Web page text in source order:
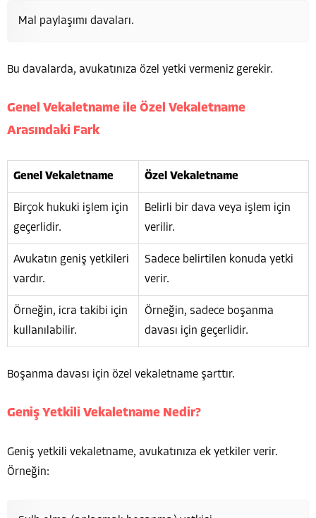
Mal paylaşımı davaları.
Bu davalarda, avukatınıza özel yetki vermeniz gerekir.
Genel Vekaletname ile Özel Vekaletname
Arasındaki Fark
Genel Vekaletname Özel Vekaletname
Birçok hukuki işlem için
geçerlidir.
Belirli bir dava veya işlem için
verilir.
Avukatın geniş yetkileri
vardır.
Sadece belirtilen konuda yetki
verir.
Örneğin, icra takibi için
kullanılabilir.
Örneğin, sadece boşanma
davası için geçerlidir.
Boşanma davası için özel vekaletname şarttır.
Geniş Yetkili Vekaletname Nedir?
Geniş yetkili vekaletname, avukatınıza ek yetkiler verir.
Örneğin: